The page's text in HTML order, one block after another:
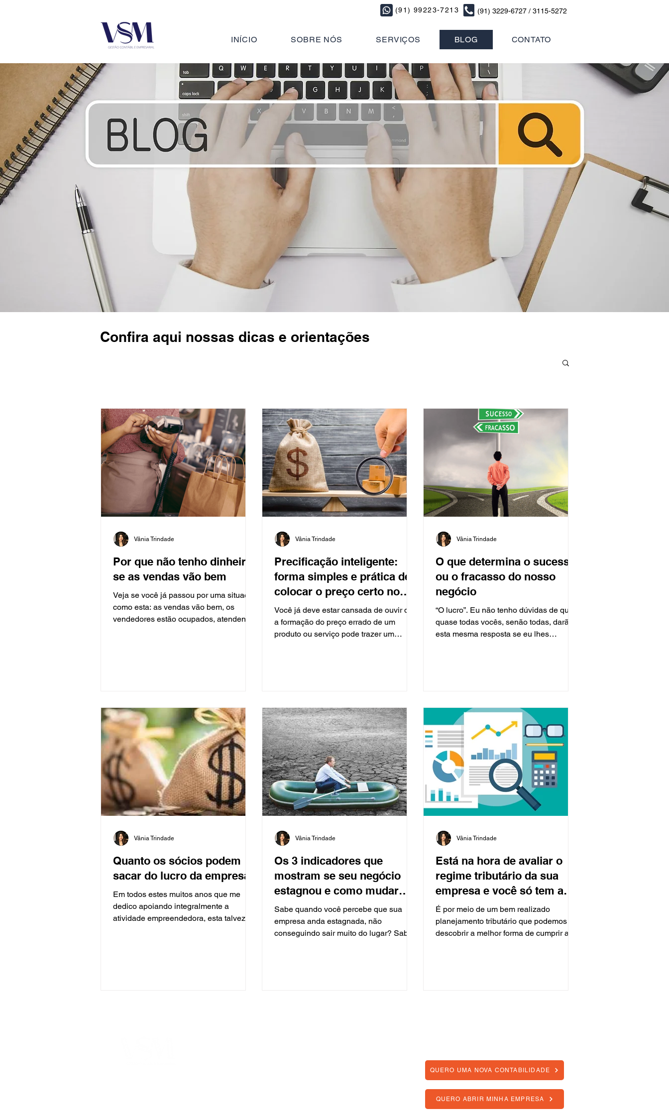
(91) 99223-7213 (91) 3229-6727 / 3115-5272
INÍCIO SOBRE NÓS SERVIÇOS BLOG CONTATO
Confira aqui nossas dicas e orientações
Por que não tenho dinheiro
se as vendas vão bem
Veja se você já passou por uma situação
como esta: as vendas vão bem, os
vendedores estão ocupados, atendendo
Vânia Trindade
Precificação inteligente:
forma simples e prática de
colocar o preço certo no
seu produto
Você já deve estar cansada de ouvir que
a formação do preço errado de um
produto ou serviço pode trazer um
Vânia Trindade
O que determina o sucesso
ou o fracasso do nosso
negócio
“O lucro”. Eu não tenho dúvidas de que,
quase todas vocês, senão todas, darão
esta mesma resposta se eu lhes
Vânia Trindade
Quanto os sócios podem
sacar do lucro da empresa
Em todos estes muitos anos que me
dedico apoiando integralmente a
atividade empreendedora, esta talvez
Vânia Trindade
Os 3 indicadores que
mostram se seu negócio
estagnou e como mudar
isso
Sabe quando você percebe que sua
empresa anda estagnada, não
conseguindo sair muito do lugar? Sabe
Vânia Trindade
Está na hora de avaliar o
regime tributário da sua
empresa e você só tem a
ganhar com isso
É por meio de um bem realizado
planejamento tributário que podemos
descobrir a melhor forma de cumprir a
Vânia Trindade
QUERO UMA NOVA CONTABILIDADE
QUERO ABRIR MINHA EMPRESA